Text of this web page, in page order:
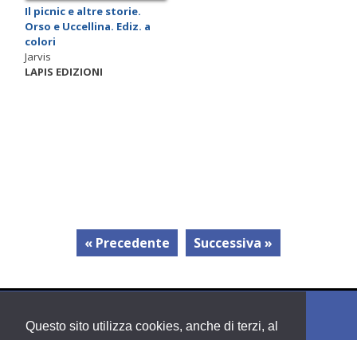
Questo sito utilizza cookies, anche di terzi, al
Il picnic e altre storie.
Orso e Uccellina. Ediz. a
colori
Jarvis
LAPIS EDIZIONI
« Precedente Successiva »